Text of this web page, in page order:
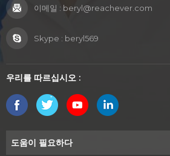
이메일 : beryl@reachever.com
Skype : beryl569
우리를 따르십시오 :
도움이 필요하다